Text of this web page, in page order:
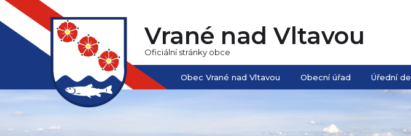
Vrané nad Vltavou
Oficiální stránky obce
Obec Vrané nad Vltavou Obecní úřad Úřední